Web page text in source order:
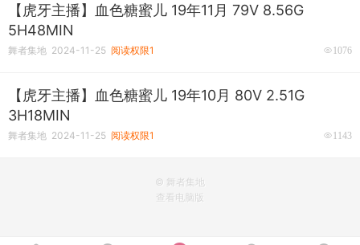
【虎牙主播】血色糖蜜儿 19年11月 79V 8.56G
5H48MIN
舞者集地 2024-11-25 阅读权限1 1076
【虎牙主播】血色糖蜜儿 19年10月 80V 2.51G
3H18MIN
舞者集地 2024-11-25 阅读权限1 1143
© 舞者集地
查看电脑版